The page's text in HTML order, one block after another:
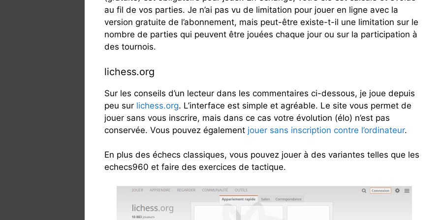
au fil de vos parties. Je n’ai pas vu de limitation pour jouer en ligne avec la
version gratuite de l’abonnement, mais peut-être existe-t-il une limitation sur le
nombre de parties qui peuvent être jouées chaque jour ou sur la participation à
des tournois.
lichess.org
Sur les conseils d’un lecteur dans les commentaires ci-dessous, je joue depuis
peu sur lichess.org. L’interface est simple et agréable. Le site vous permet de
jouer sans vous inscrire, mais dans ce cas votre évolution (élo) n’est pas
conservée. Vous pouvez également jouer sans inscription contre l’ordinateur.
En plus des échecs classiques, vous pouvez jouer à des variantes telles que les
echecs960 et faire des exercices de tactique.